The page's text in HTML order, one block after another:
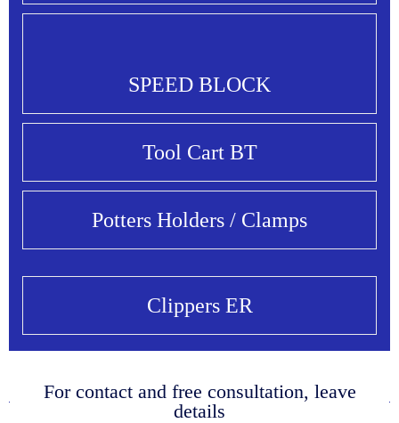
SPEED BLOCK
Tool Cart BT
Potters Holders / Clamps
Clippers ER
For contact and free consultation, leave
details